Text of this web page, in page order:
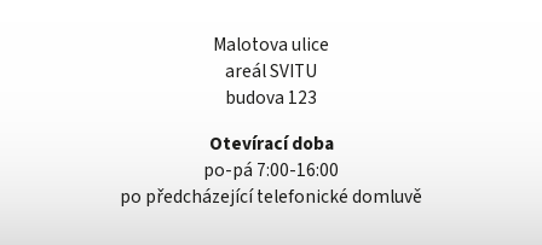
Malotova ulice
areál SVITU
budova 123
Otevírací doba
po-pá 7:00-16:00
po předcházející telefonické domluvě